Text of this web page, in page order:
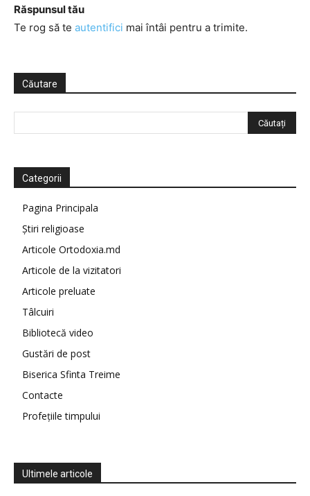
Răspunsul tău
Te rog să te autentifici mai întâi pentru a trimite.
Căutare
Categorii
Pagina Principala
Știri religioase
Articole Ortodoxia.md
Articole de la vizitatori
Articole preluate
Tâlcuiri
Bibliotecă video
Gustări de post
Biserica Sfinta Treime
Contacte
Profețiile timpului
Ultimele articole